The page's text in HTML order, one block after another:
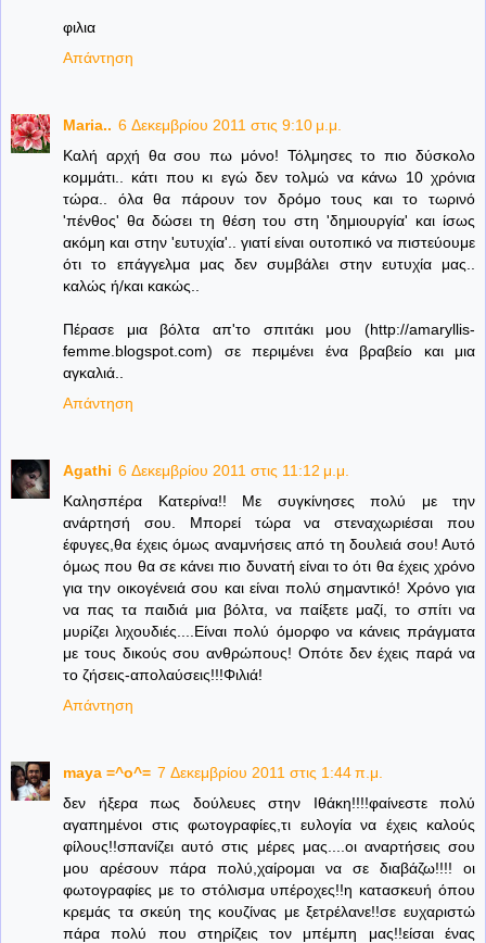
φιλια
Απάντηση
Maria.. 6 Δεκεμβρίου 2011 στις 9:10 μ.μ.
Καλή αρχή θα σου πω μόνο! Τόλμησες το πιο δύσκολο
κομμάτι.. κάτι που κι εγώ δεν τολμώ να κάνω 10 χρόνια
τώρα.. όλα θα πάρουν τον δρόμο τους και το τωρινό
'πένθος' θα δώσει τη θέση του στη 'δημιουργία' και ίσως
ακόμη και στην 'ευτυχία'.. γιατί είναι ουτοπικό να πιστεύουμε
ότι το επάγγελμα μας δεν συμβάλει στην ευτυχία μας..
καλώς ή/και κακώς..
Πέρασε μια βόλτα απ'το σπιτάκι μου (http://amaryllis-
femme.blogspot.com) σε περιμένει ένα βραβείο και μια
αγκαλιά..
Απάντηση
Agathi 6 Δεκεμβρίου 2011 στις 11:12 μ.μ.
Καλησπέρα Κατερίνα!! Με συγκίνησες πολύ με την
ανάρτησή σου. Μπορεί τώρα να στεναχωριέσαι που
έφυγες,θα έχεις όμως αναμνήσεις από τη δουλειά σου! Αυτό
όμως που θα σε κάνει πιο δυνατή είναι το ότι θα έχεις χρόνο
για την οικογένειά σου και είναι πολύ σημαντικό! Χρόνο για
να πας τα παιδιά μια βόλτα, να παίξετε μαζί, το σπίτι να
μυρίζει λιχουδιές....Είναι πολύ όμορφο να κάνεις πράγματα
με τους δικούς σου ανθρώπους! Οπότε δεν έχεις παρά να
το ζήσεις-απολαύσεις!!!Φιλιά!
Απάντηση
maya =^o^= 7 Δεκεμβρίου 2011 στις 1:44 π.μ.
δεν ήξερα πως δούλευες στην Ιθάκη!!!!φαίνεστε πολύ
αγαπημένοι στις φωτογραφίες,τι ευλογία να έχεις καλούς
φίλους!!σπανίζει αυτό στις μέρες μας....οι αναρτήσεις σου
μου αρέσουν πάρα πολύ,χαίρομαι να σε διαβάζω!!!! οι
φωτογραφίες με το στόλισμα υπέροχες!!η κατασκευή όπου
κρεμάς τα σκεύη της κουζίνας με ξετρέλανε!!σε ευχαριστώ
πάρα πολύ που στηρίζεις τον μπέμπη μας!!είσαι ένας